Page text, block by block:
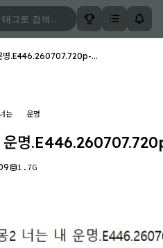
명.E446.260707.720p-...
너는 운명
운명
1.7G